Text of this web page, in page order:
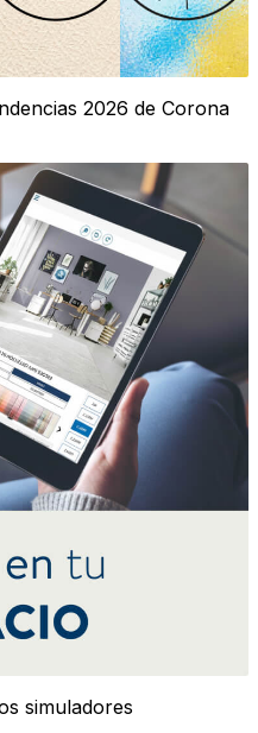
2026 de Corona
simuladores